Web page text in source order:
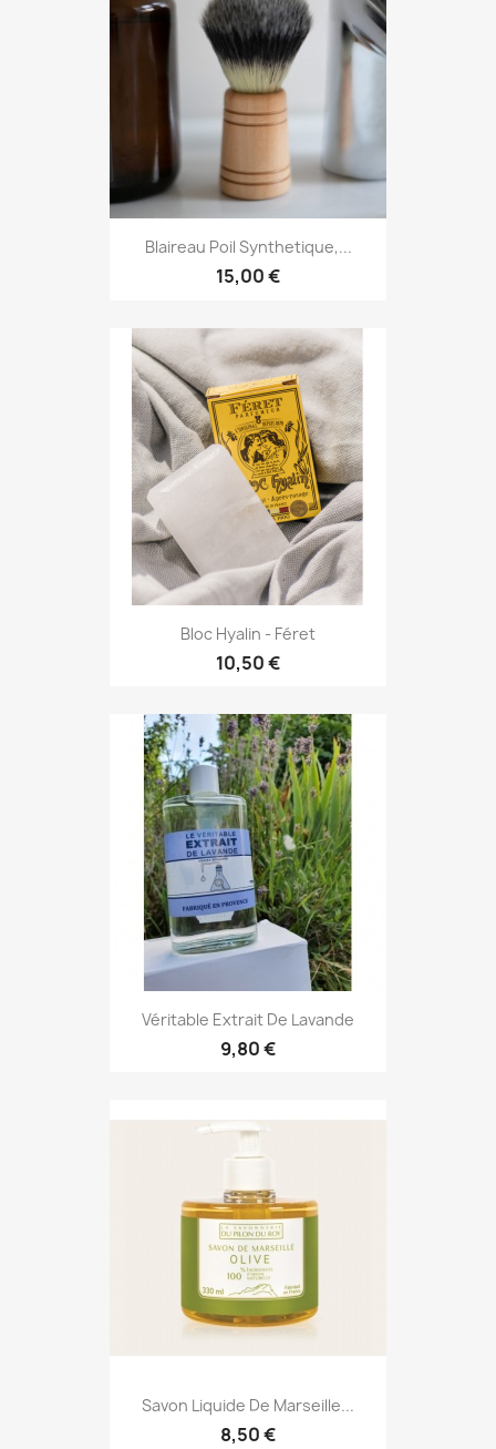
Blaireau Poil Synthetique,...
15,00 €
Bloc Hyalin - Féret
10,50 €
Véritable Extrait De Lavande
9,80 €
Savon Liquide De Marseille...
8,50 €